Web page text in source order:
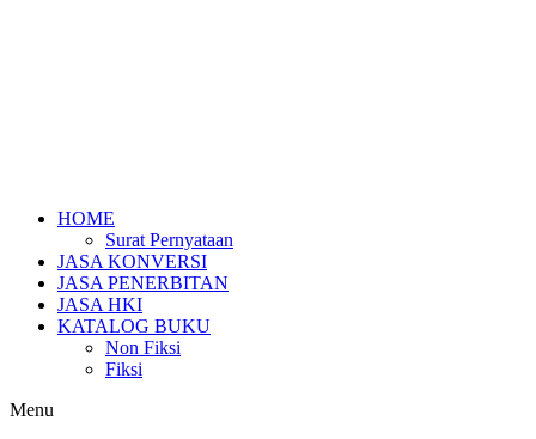
HOME
Surat Pernyataan
JASA KONVERSI
JASA PENERBITAN
JASA HKI
KATALOG BUKU
Non Fiksi
Fiksi
Menu